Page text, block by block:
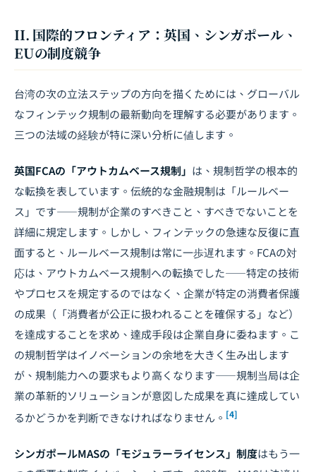
II. 国際的フロンティア：英国、シンガポール、
EUの制度競争
台湾の次の立法ステップの方向を描くためには、グローバル
なフィンテック規制の最新動向を理解する必要があります。
三つの法域の経験が特に深い分析に値します。
英国FCAの「アウトカムベース規制」 は、規制哲学の根本的
な転換を表しています。伝統的な金融規制は「ルールベー
ス」です――規制が企業のすべきこと、すべきでないことを
詳細に規定します。しかし、フィンテックの急速な反復に直
面すると、ルールベース規制は常に一歩遅れます。FCAの対
応は、アウトカムベース規制への転換でした――特定の技術
やプロセスを規定するのではなく、企業が特定の消費者保護
の成果（「消費者が公正に扱われることを確保する」など）
を達成することを求め、達成手段は企業自身に委ねます。こ
の規制哲学はイノベーションの余地を大きく生み出します
が、規制能力への要求もより高くなります――規制当局は企
業の革新的ソリューションが意図した成果を真に達成してい
るかどうかを判断できなければなりません。 [4]
シンガポールMASの「モジュラーライセンス」制度はもう一